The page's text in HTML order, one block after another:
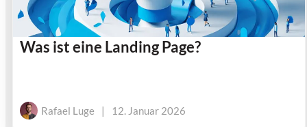
Was ist eine Landing Page?
Rafael Luge | 12. Januar 2026